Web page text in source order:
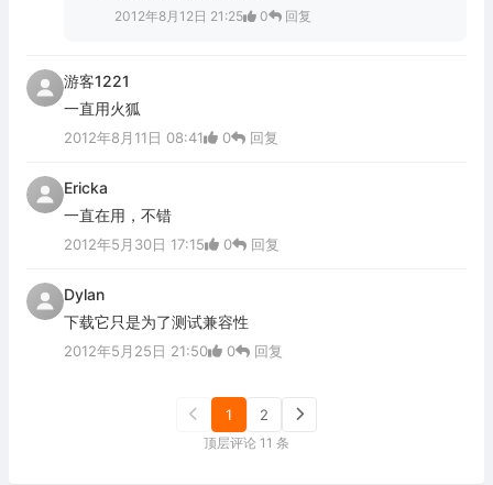
2012年8月12日 21:25 0 回复
游客1221
一直用火狐
2012年8月11日 08:41 0 回复
Ericka
一直在用，不错
2012年5月30日 17:15 0 回复
Dylan
下载它只是为了测试兼容性
2012年5月25日 21:50 0 回复
顶层评论 11 条
1 2